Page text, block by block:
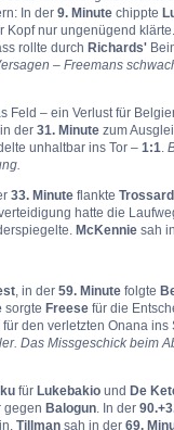
In der 9. Minute chippte
Kopf nur ungenügend klärte.
rollte durch Richards'
– Freemans
Feld – ein Verlust für
der 31. Minute zum
unhaltbar ins Tor – 1:1
33. Minute flankte Trossard
hatte die
McKennie sah
, in der 59. Minute folgte
sorgte Freese für die
für den verletzten Onana
Das Missgeschick beim
für Lukebakio und De
gegen Balogun . In der
Tillman sah in der 69.